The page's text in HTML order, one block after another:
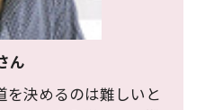
ん
を決めるのは難しいと